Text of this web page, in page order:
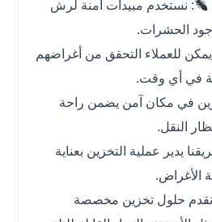
: نستخدم مبيدات آمنة لرش
الحشرات.
للعملاء التحقق من أغراضهم
في أي وقت.
في مكان آمن يضمن راحة
النقل.
يدير عملية التخزين بعناية
الأغراض.
حلول تخزين مخصصة